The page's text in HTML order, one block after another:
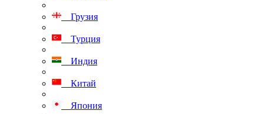
Грузия
Турция
Индия
Китай
Япония